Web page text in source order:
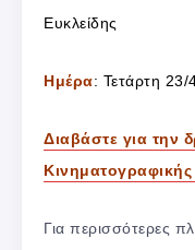
Ευκλείδης
Ημέρα: Τετάρτη
Διαβάστε για την
Για περισσότερες